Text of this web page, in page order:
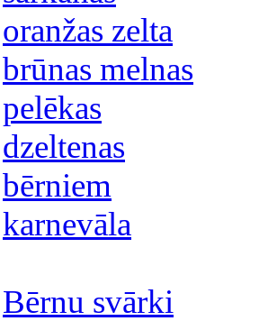
oranžas zelta
brūnas melnas
pelēkas
dzeltenas
bērniem
karnevāla
Bērnu svārki